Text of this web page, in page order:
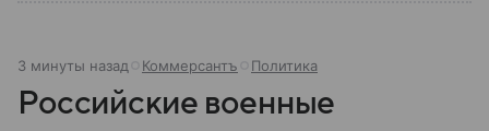
3 минуты назад Коммерсантъ Политика
Российские военные